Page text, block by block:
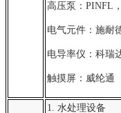
高压泵：PINFL
电气元件：施耐
电导率仪：科瑞
触摸屏：威纶通
1. 水处理设备